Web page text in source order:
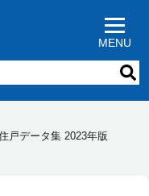
MENU
戸データ集 2023年版